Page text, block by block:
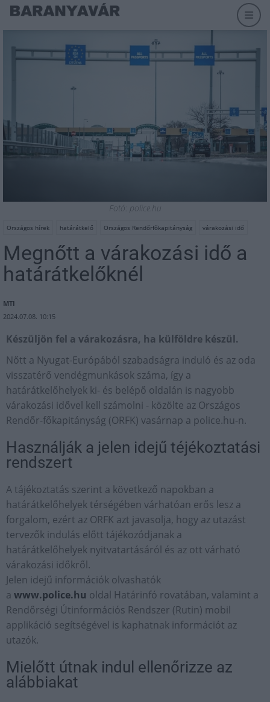
Fotó: police.hu
Országos hírek határátkelő Országos Rendőrfőkapitányság várakozási idő
Megnőtt a várakozási idő a
határátkelőknél
MTI
2024.07.08. 10:15
Készüljön fel a várakozásra, ha külföldre készül.
Nőtt a Nyugat-Európából szabadságra induló és az oda
visszatérő vendégmunkások száma, így a
határátkelőhelyek ki- és belépő oldalán is nagyobb
várakozási idővel kell számolni - közölte az Országos
Rendőr-főkapitányság (ORFK) vasárnap a police.hu-n.
Használják a jelen idejű téjékoztatási
rendszert
A tájékoztatás szerint a következő napokban a
határátkelőhelyek térségében várhatóan erős lesz a
forgalom, ezért az ORFK azt javasolja, hogy az utazást
tervezők indulás előtt tájékozódjanak a
határátkelőhelyek nyitvatartásáról és az ott várható
várakozási időkről.
Jelen idejű információk olvashatók
a www.police.hu oldal Határinfó rovatában, valamint a
Rendőrségi Útinformációs Rendszer (Rutin) mobil
applikáció segítségével is kaphatnak információt az
utazók.
Mielőtt útnak indul ellenőrizze az
alábbiakat